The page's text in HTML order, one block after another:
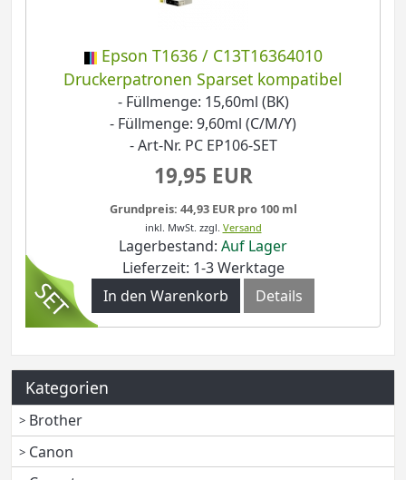
Epson T1636 / C13T16364010
Druckerpatronen Sparset kompatibel
- Füllmenge: 15,60ml (BK)
- Füllmenge: 9,60ml (C/M/Y)
- Art-Nr. PC EP106-SET
19,95 EUR
Grundpreis: 44,93 EUR pro 100 ml
inkl. MwSt. zzgl. Versand
Lagerbestand: Auf Lager
Lieferzeit: 1-3 Werktage
In den Warenkorb
Details
Kategorien
Brother
Canon